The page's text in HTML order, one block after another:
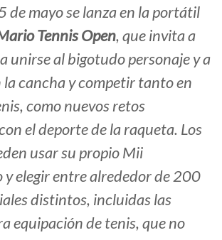
de mayo se lanza en la portátil
Tennis Open, que invita a
unirse al bigotudo personaje y a
la cancha y competir tanto en
como nuevos retos
el deporte de la raqueta. Los
usar su propio Mii
y elegir entre alrededor de 200
distintos, incluidas las
equipación de tenis, que no